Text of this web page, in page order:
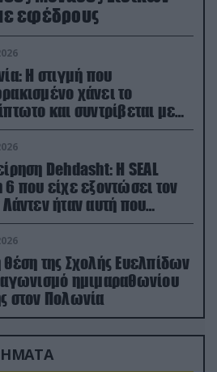
εφέδρους
Η στιγμή που
χάνει το
και συντρίβεται με
έδαφος (βίντεο)
Dehdasht: Η SEAL
6 που είχε εξοντώσει τον
ήταν αυτή που
τον πιλότο του F-15
της Σχολής Ευελπίδων
ημιμαραθωνίου
στον Πολωνία